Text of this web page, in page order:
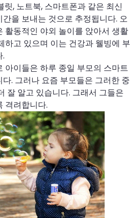
릿, 노트북, 스마트폰과 같은 최신
을 보내는 것으로 추정됩니다. 오
활동적인 야외 놀이를 앉아서 생활
하고 있으며 이는 건강과 웰빙에 부
.
아이들은 하루 종일 부모의 스마트
. 그러나 요즘 부모들은 그러한 중
잘 알고 있습니다. 그래서 그들은
격려합니다.